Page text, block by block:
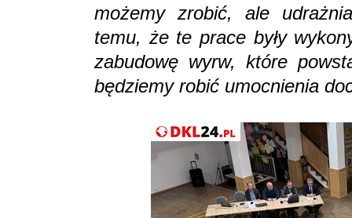
możemy zrobić, ale
temu, że te prace były
zabudowę wyrw, które
będziemy robić umocnienia